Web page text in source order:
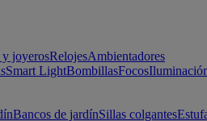
y joyerosRelojesAmbientadores
Smart LightBombillasFocos
Bancos de jardínSillas colgantes